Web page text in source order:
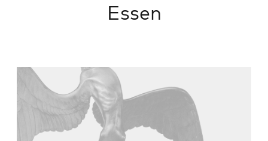
Essen